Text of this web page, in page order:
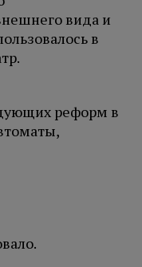
вида и
в
реформ в